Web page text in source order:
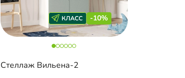
-10%
Стеллаж Вильена-2